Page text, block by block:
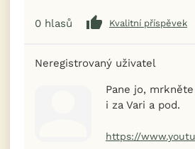
0 hlasů Kvalitní příspěvek
Neregistrovaný uživatel
Pane jo,
i za Vari a pod.
https://